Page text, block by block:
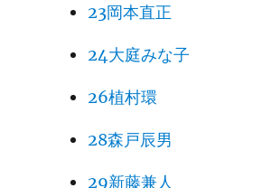
23岡本直正
24大庭みな子
26植村環
28森戸辰男
29新藤兼人